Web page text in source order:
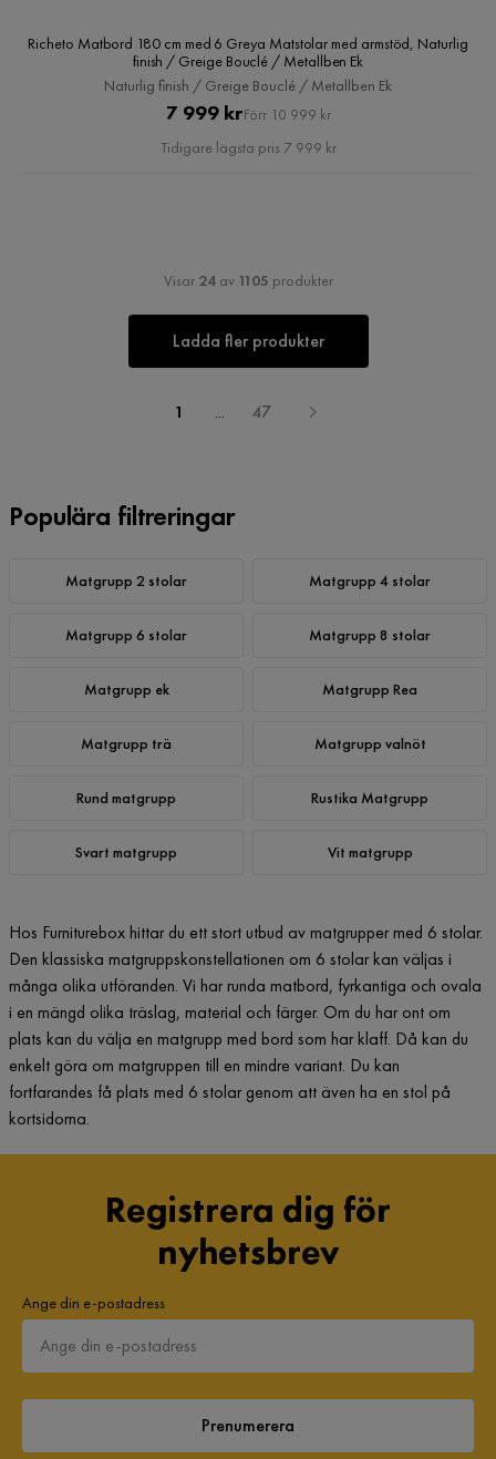
Richeto Matbord 180 cm med 6 Greya Matstolar med armstöd, Naturlig
finish / Greige Bouclé / Metallben Ek
Naturlig finish / Greige Bouclé / Metallben Ek
Pris
7 999 krOriginal
Pris
Förr 10 999 kr
Tidigare lägsta pris 7 999 kr
Visar 24av 1105 produkter
Ladda fler produkter
1 ... 47
Populära filtreringar
Matgrupp 2 stolar Matgrupp 4 stolar
Matgrupp 6 stolar Matgrupp 8 stolar
Matgrupp ek Matgrupp Rea
Matgrupp trä Matgrupp valnöt
Rund matgrupp Rustika Matgrupp
Svart matgrupp Vit matgrupp
Hos Furniturebox hittar du ett stort utbud av matgrupper med 6 stolar.
Den klassiska matgruppskonstellationen om 6 stolar kan väljas i
många olika utföranden. Vi har runda matbord, fyrkantiga och ovala
i en mängd olika träslag, material och färger. Om du har ont om
plats kan du välja en matgrupp med bord som har klaff. Då kan du
enkelt göra om matgruppen till en mindre variant. Du kan
fortfarandes få plats med 6 stolar genom att även ha en stol på
kortsidorna.
Registrera dig för
nyhetsbrev
Ange din e-postadress
Prenumerera